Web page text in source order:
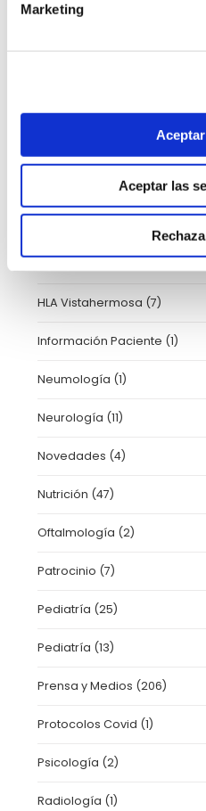
Marketing
Aceptar las
Enfermería(1)
Fisioterapia y Rehabilitación
HLA Vistahermosa (7)
Información Paciente (1)
Neumología (1)
Neurología (11)
Novedades (4)
Nutrición (47)
Oftalmología (2)
Patrocinio (7)
Pediatría (25)
Pediatría (13)
Prensa y Medios (206)
Protocolos Covid (1)
Psicología (2)
Radiología (1)